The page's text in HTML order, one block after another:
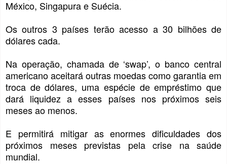
México, Singapura e Suécia.
Os outros 3 países terão acesso a 30 bilhões de
dólares cada.
Na operação, chamada de ‘swap’, o banco central
americano aceitará outras moedas como garantia em
troca de dólares, uma espécie de empréstimo que
dará liquidez a esses países nos próximos seis
meses ao menos.
E permitirá mitigar as enormes dificuldades dos
próximos meses previstas pela crise na saúde
mundial.